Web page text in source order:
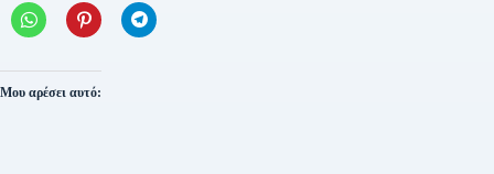
Μου αρέσει αυτό: